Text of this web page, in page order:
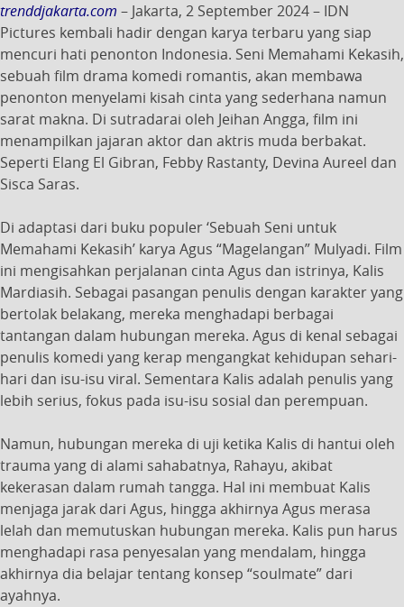
trenddjakarta.com – Jakarta, 2 September 2024 – IDN
Pictures kembali hadir dengan karya terbaru yang siap
mencuri hati penonton Indonesia. Seni Memahami Kekasih,
sebuah film drama komedi romantis, akan membawa
penonton menyelami kisah cinta yang sederhana namun
sarat makna. Di sutradarai oleh Jeihan Angga, film ini
menampilkan jajaran aktor dan aktris muda berbakat.
Seperti Elang El Gibran, Febby Rastanty, Devina Aureel dan
Sisca Saras.
Di adaptasi dari buku populer ‘Sebuah Seni untuk
Memahami Kekasih’ karya Agus “Magelangan” Mulyadi. Film
ini mengisahkan perjalanan cinta Agus dan istrinya, Kalis
Mardiasih. Sebagai pasangan penulis dengan karakter yang
bertolak belakang, mereka menghadapi berbagai
tantangan dalam hubungan mereka. Agus di kenal sebagai
penulis komedi yang kerap mengangkat kehidupan sehari-
hari dan isu-isu viral. Sementara Kalis adalah penulis yang
lebih serius, fokus pada isu-isu sosial dan perempuan.
Namun, hubungan mereka di uji ketika Kalis di hantui oleh
trauma yang di alami sahabatnya, Rahayu, akibat
kekerasan dalam rumah tangga. Hal ini membuat Kalis
menjaga jarak dari Agus, hingga akhirnya Agus merasa
lelah dan memutuskan hubungan mereka. Kalis pun harus
menghadapi rasa penyesalan yang mendalam, hingga
akhirnya dia belajar tentang konsep “soulmate” dari
ayahnya.